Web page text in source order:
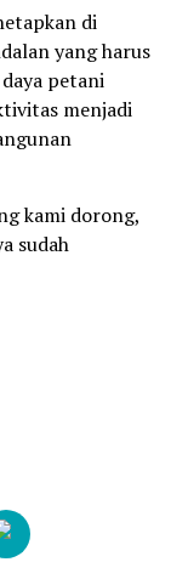
di
yang harus
petani
menjadi
kami dorong,
sudah